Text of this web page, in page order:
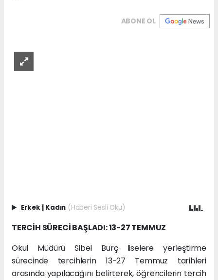
ABONE OL
Erkek Kadın (Haberi Sesli Oku)
TERCİH SÜRECİ BAŞLADI: 13-27 TEMMUZ
Okul Müdürü Sibel Burç liselere yerleştirme
sürecinde tercihlerin 13-27 Temmuz tarihleri
arasında yapılacağını belirterek, öğrencilerin tercih